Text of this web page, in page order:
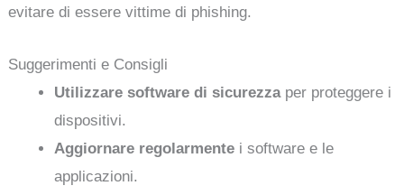
evitare di essere vittime di phishing.
Suggerimenti e Consigli
Utilizzare software di sicurezzaper proteggere i
dispositivi.
Aggiornare regolarmente i software e le
applicazioni.